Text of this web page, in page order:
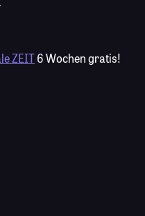
ZEIT6 Wochen gratis!